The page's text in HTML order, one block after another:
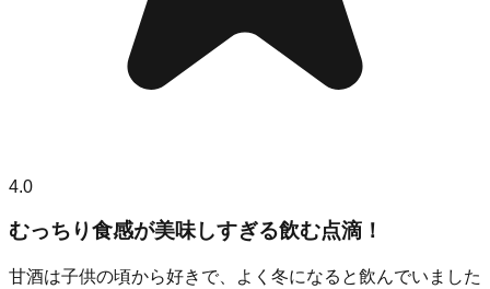
4.0
むっちり食感が美味しすぎる飲む点滴！
甘酒は子供の頃から好きで、よく冬になると飲んでいました